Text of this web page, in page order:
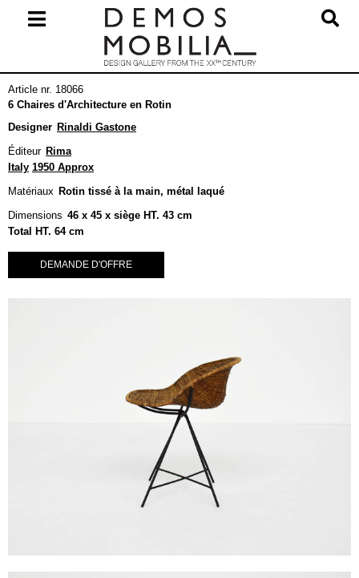
Navigation
Article nr. 18066
6 Chaires d'Architecture en Rotin
Designer Rinaldi Gastone
Éditeur Rima
Italy 1950 Approx
Matériaux Rotin tissé à la main, métal laqué
Dimensions 46 x 45 x siège HT. 43 cm
Total HT. 64 cm
DEMANDE D'OFFRE